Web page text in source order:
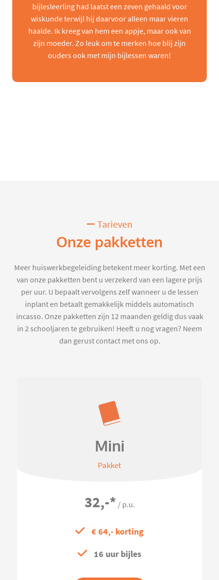
bijlesleerling had laatst een zeven gehaald voor
wiskunde terwijl hij daarvoor alleen maar vieren
haalde. Ik kreeg van hem een appje, maar ook van
zijn moeder. Zo leuk om te merken hoe blij zijn
ouders ook met mijn bijlessen waren!
Tarieven
Onze pakketten
Meer huiswerkbegeleiding betekent meer korting. Met een
van onze pakketten bent u verzekerd van een lagere prijs
per uur. U bepaalt vervolgens zelf wanneer u de lessen
inplant en betaalt gemakkelijk middels automatisch
incasso. Onze pakketten zijn 12 maanden geldig dus vaak
in 2 schooljaren te gebruiken! Heeft u nog vragen? Neem
dan gerust contact met ons op.
Mini
Pakket
32,-* / p.u.
€ 64,- korting
16 uur bijles